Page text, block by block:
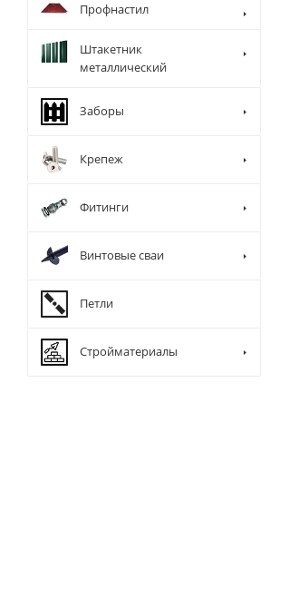
Профнастил
Штакетник
металлический
Заборы
Крепеж
Фитинги
Винтовые сваи
Петли
Стройматериалы